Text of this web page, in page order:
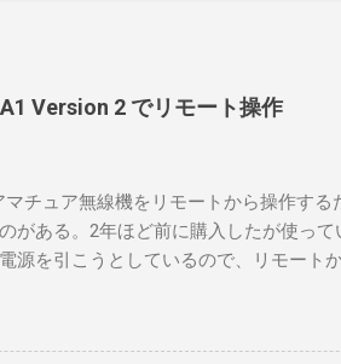
Version 2 でリモート操作
マチュア無線機をリモートから操作する
がある。2年ほど前に購入したが使っ
源を引こうとしているので、リモート
ったのだが、ちっともそんなに簡単につ
ポイントを明示しながら、私なりの解